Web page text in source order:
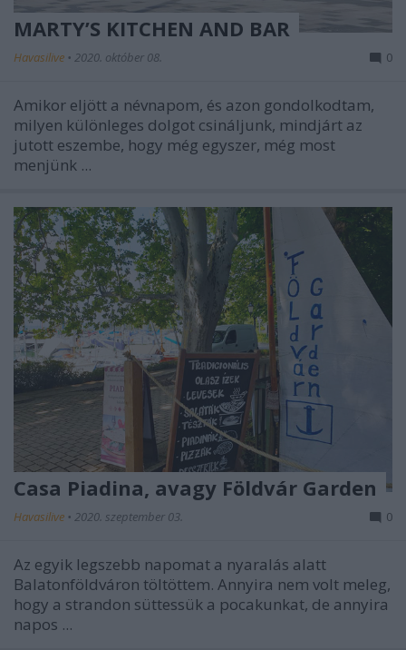
MARTY’S KITCHEN AND BAR
Havasilive • 2020. október 08. 0
Amikor eljött a névnapom, és azon gondolkodtam,
milyen különleges dolgot csináljunk, mindjárt az
jutott eszembe, hogy még egyszer, még most
menjünk ...
Casa Piadina, avagy Földvár Garden
Havasilive • 2020. szeptember 03. 0
Az egyik legszebb napomat a nyaralás alatt
Balatonföldváron töltöttem. Annyira nem volt meleg,
hogy a strandon süttessük a pocakunkat, de annyira
napos ...